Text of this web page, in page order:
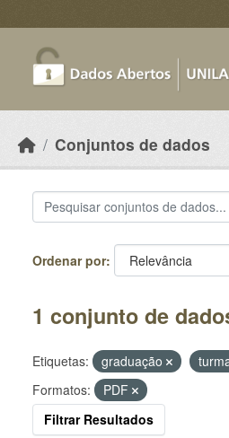
Conjuntos de dados
Ordenar por
1 conjunto de
Etiquetas: graduação
Formatos:
PDF
Filtrar Resultados